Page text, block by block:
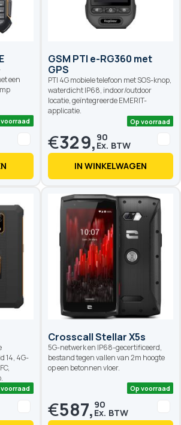
een
GSM PTI e-RG360 met
GPS
PTI 4G mobiele telefoon met SOS-knop,
waterdicht IP68, indoor/outdoor
locatie, geïntegreerde EMERIT-
applicatie.
€329, 90
IN WINKELWAGEN
14, 4G-
Crosscall Stellar X5s
5G-netwerk en IP68-gecertificeerd,
bestand tegen vallen van 2m hoogte
op een betonnen vloer.
€587, 90